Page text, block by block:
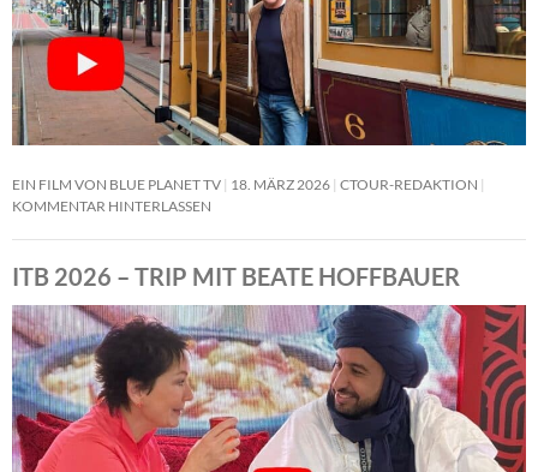
EIN FILM VON BLUE PLANET TV 18. MÄRZ 2026 CTOUR-REDAKTION
KOMMENTAR HINTERLASSEN
ITB 2026 – TRIP MIT BEATE HOFFBAUER